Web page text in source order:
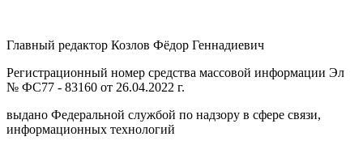
Главный редактор Козлов Фёдор Геннадиевич
Регистрационный номер средства массовой информации Эл
№ ФС77 - 83160 от 26.04.2022 г.
выдано Федеральной службой по надзору в сфере связи,
информационных технологий